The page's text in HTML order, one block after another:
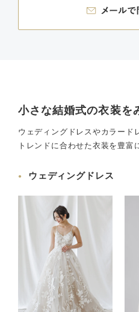
小さな結婚式の衣装を
ウェディングドレスやカラード
トレンドに合わせた衣装を豊富
ウェディングドレス